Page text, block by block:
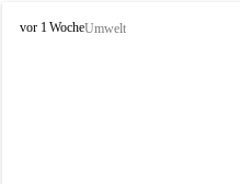
V
vor 1 WocheUmwelt